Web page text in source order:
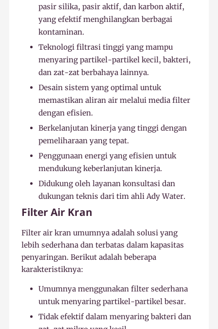
pasir silika, pasir aktif, dan karbon aktif,
yang efektif menghilangkan berbagai
kontaminan.
Teknologi filtrasi tinggi yang mampu
menyaring partikel-partikel kecil, bakteri,
dan zat-zat berbahaya lainnya.
Desain sistem yang optimal untuk
memastikan aliran air melalui media filter
dengan efisien.
Berkelanjutan kinerja yang tinggi dengan
pemeliharaan yang tepat.
Penggunaan energi yang efisien untuk
mendukung keberlanjutan kinerja.
Didukung oleh layanan konsultasi dan
dukungan teknis dari tim ahli Ady Water.
Filter Air Kran
Filter air kran umumnya adalah solusi yang
lebih sederhana dan terbatas dalam kapasitas
penyaringan. Berikut adalah beberapa
karakteristiknya:
Umumnya menggunakan filter sederhana
untuk menyaring partikel-partikel besar.
Tidak efektif dalam menyaring bakteri dan